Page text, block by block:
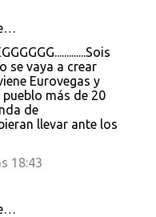
se vaya a crear
Eurovegas y
más de 20
de
llevar ante los
18:43